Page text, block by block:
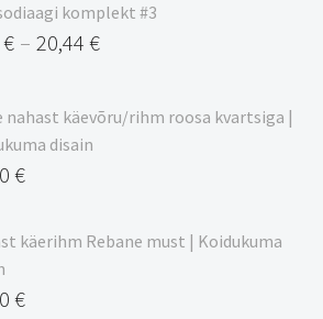
komplekt #3
€ – 20,44 €
€
€
nahast käevõru/rihm roosa kvartsiga |
disain
€
käerihm Rebane must | Koidukuma
€